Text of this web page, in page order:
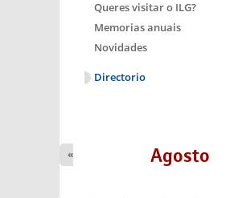
Queres visitar o ILG?
Memorias anuais
Novidades
Directorio
Agosto
«